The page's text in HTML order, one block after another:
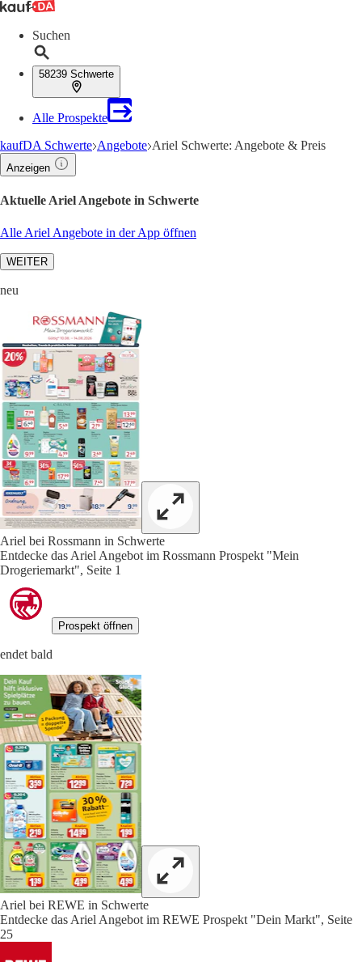
Suchen
58239 Schwerte
Alle Prospekte
kaufDA Schwerte Angebote Ariel Schwerte: Angebote & Preis
Anzeigen
Aktuelle Ariel Angebote in Schwerte
Alle Ariel Angebote in der App öffnen
WEITER
neu
Ariel bei Rossmann in Schwerte
Entdecke das Ariel Angebot im Rossmann Prospekt "Mein
Drogeriemarkt", Seite 1
Prospekt öffnen
endet bald
Ariel bei REWE in Schwerte
Entdecke das Ariel Angebot im REWE Prospekt "Dein Markt", Seite
25